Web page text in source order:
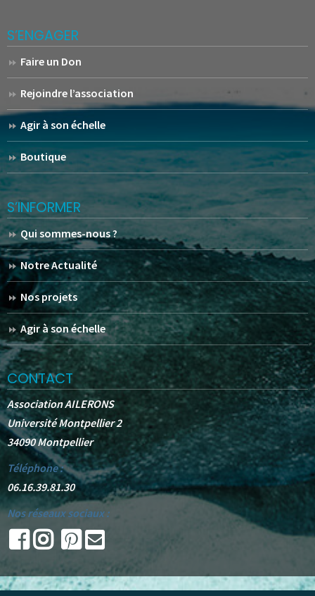
S’ENGAGER
Faire un Don
Rejoindre l’association
Agir à son échelle
Boutique
S’INFORMER
Qui sommes-nous ?
Notre Actualité
Nos projets
Agir à son échelle
CONTACT
Association AILERONS
Université Montpellier 2
34090 Montpellier
Téléphone :
06.16.39.81.30
Nos réseaux sociaux :